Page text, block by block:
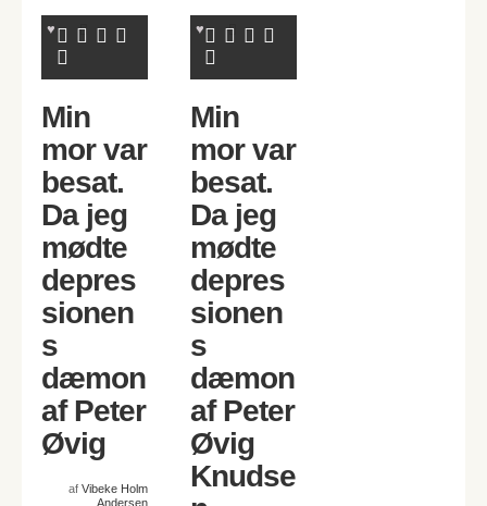
Min
mor var
besat.
Da jeg
mødte
depres
sionen
s
dæmon
af Peter
Øvig
af Vibeke Holm
Andersen
Min
mor var
besat.
Da jeg
mødte
depres
sionen
s
dæmon
af Peter
Øvig
Knudse